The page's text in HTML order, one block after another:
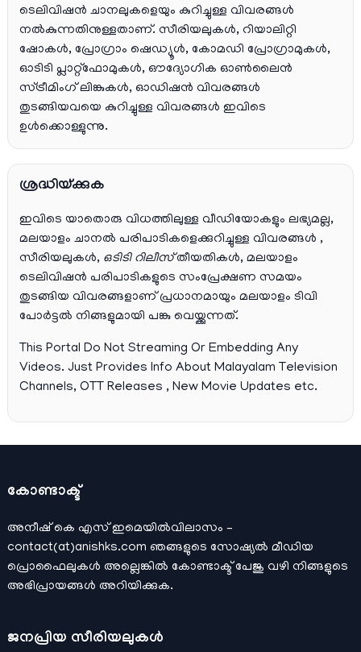
ടെലിവിഷൻ ചാനലുകളെയും കുറിച്ചുള്ള വിവരങ്ങൾ
നൽകുന്നതിനുള്ളതാണ്. സീരിയലുകൾ, റിയാലിറ്റി
ഷോകൾ, പ്രോഗ്രാം ഷെഡ്യൂൾ, കോമഡി പ്രോഗ്രാമുകൾ,
ഓടിടി പ്ലാറ്റ്‌ഫോമുകൾ, ഔദ്യോഗിക ഓൺലൈൻ
സ്ട്രീമിംഗ് ലിങ്കുകൾ, ഓഡിഷൻ വിവരങ്ങൾ
തുടങ്ങിയവയെ കുറിച്ചുള്ള വിവരങ്ങൾ ഇവിടെ
ഉൾക്കൊള്ളുന്നു.
ശ്രദ്ധിയ്ക്കുക
ഇവിടെ യാതൊരു വിധത്തിലുള്ള വീഡിയോകളും ലഭ്യമല്ല,
മലയാളം ചാനല്‍ പരിപാടികളെക്കുറിച്ചുള്ള വിവരങ്ങള്‍ ,
സീരിയലുകള്‍, ഒടിടി റിലീസ്തീയതികള്‍, മലയാളം
ടെലിവിഷന്‍ പരിപാടികളുടെ സംപ്രേക്ഷണ സമയം
തുടങ്ങിയ വിവരങ്ങളാണ് പ്രധാനമായും മലയാളം ടിവി
പോര്‍ട്ടല്‍ നിങ്ങളുമായി പങ്കു വെയ്ക്കുന്നത്.
This Portal Do Not Streaming Or Embedding Any
Videos. Just Provides Info About Malayalam Television
Channels, OTT Releases , New Movie Updates etc.
കോണ്ടാക്ട്
അനീഷ്‌ കെ എസ് ഇമെയില്‍വിലാസം –
contact(at)anishks.com ഞങ്ങളുടെ സോഷ്യല്‍ മീഡിയ
പ്രൊഫൈലുകള്‍ അല്ലെങ്കില്‍ കോണ്ടാക്ട്പേജു വഴി നിങ്ങളുടെ
അഭിപ്രായങ്ങള്‍ അറിയിക്കുക.
ജനപ്രിയ സീരിയലുകള്‍